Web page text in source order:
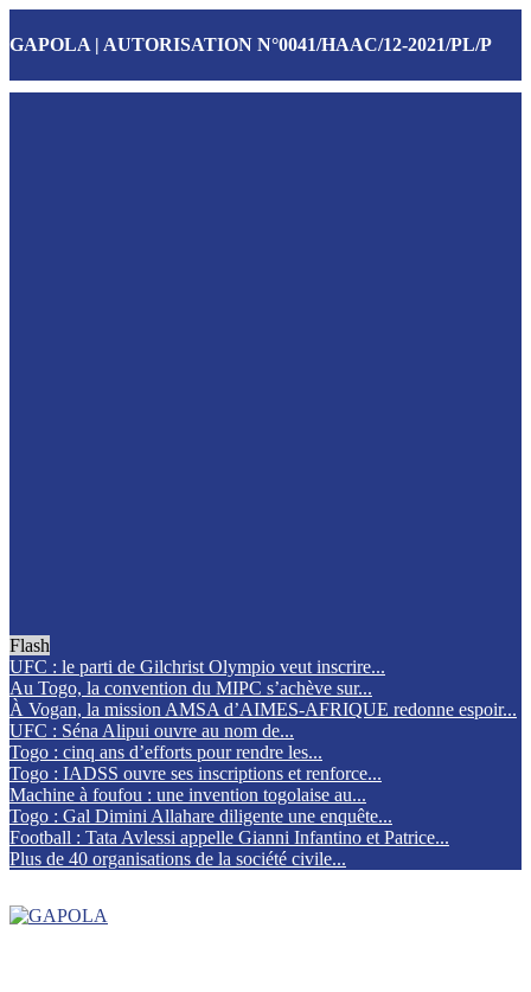
GAPOLA | AUTORISATION N°0041/HAAC/12-2021/PL/P
Flash
UFC : le parti de Gilchrist Olympio veut inscrire...
Au Togo, la convention du MIPC s’achève sur...
À Vogan, la mission AMSA d’AIMES-AFRIQUE redonne espoir...
UFC : Séna Alipui ouvre au nom de...
Togo : cinq ans d’efforts pour rendre les...
Togo : IADSS ouvre ses inscriptions et renforce...
Machine à foufou : une invention togolaise au...
Togo : Gal Dimini Allahare diligente une enquête...
Football : Tata Avlessi appelle Gianni Infantino et Patrice...
Plus de 40 organisations de la société civile...